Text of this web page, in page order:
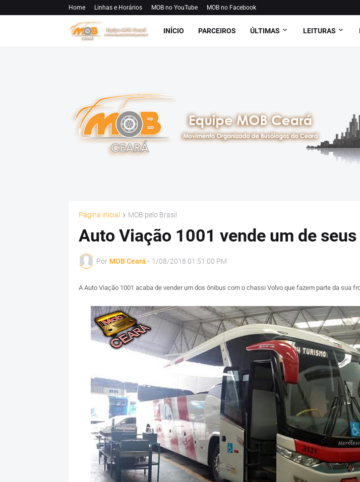
Home Linhas e Horários MOB no YouTube MOB no Facebook
INÍCIO PARCEIROS ÚLTIMAS LEITURAS
Página inicial MOB pelo Brasil
Auto Viação 1001 vende um de
Por MOB Ceará - 1/08/2018 01:51:00 PM
A Auto Viação 1001 acaba de vender um dos ônibus com o chassi Volvo que fazem parte da sua